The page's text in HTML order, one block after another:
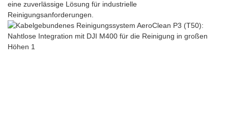
eine zuverlässige Lösung für industrielle
Reinigungsanforderungen.